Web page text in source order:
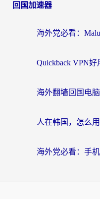
回国加速器